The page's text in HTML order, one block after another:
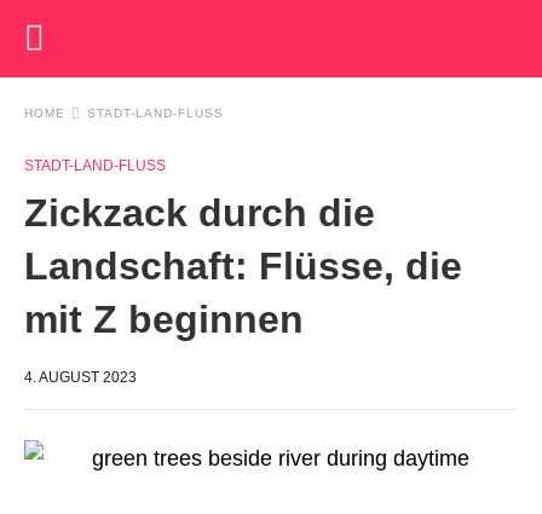
HOME STADT-LAND-FLUSS
STADT-LAND-FLUSS
Zickzack durch die
Landschaft: Flüsse, die
mit Z beginnen
4. AUGUST 2023